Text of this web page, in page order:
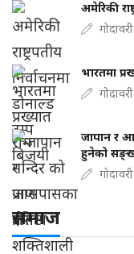
अमेरिकी
भारतमा
जापान र
हुनेको
समाज